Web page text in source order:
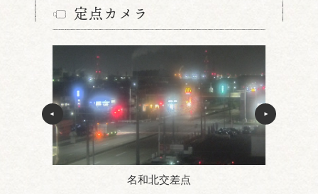
定点カメラ
名和北交差点